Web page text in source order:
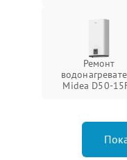
Ремонт
Midea D50-